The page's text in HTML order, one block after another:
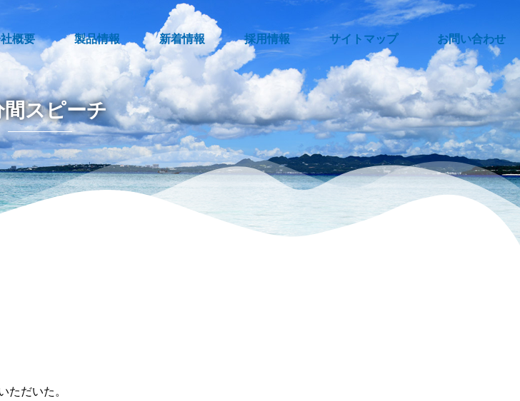
概要 製品情報 新着情報 採用情報 サイトマップ お問い合わせ
間スピーチ
だいた。